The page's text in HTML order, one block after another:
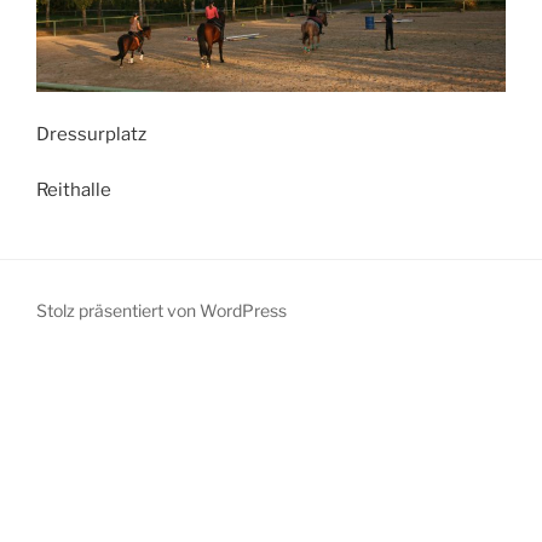
Dressurplatz
Reithalle
Stolz präsentiert von WordPress